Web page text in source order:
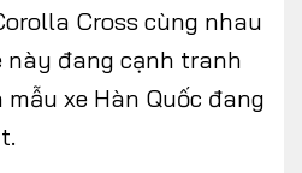
Cross cùng nhau
này đang cạnh tranh
xe Hàn Quốc đang